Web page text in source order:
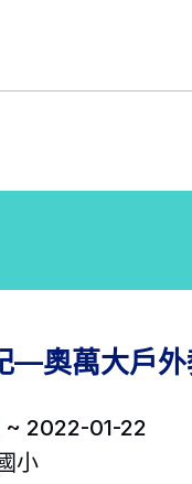
—奧萬大戶
~ 2022-01-22
小